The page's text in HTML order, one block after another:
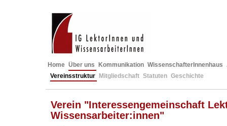
Home Über uns Kommunikation WissenschafterInnenhaus
Vereinsstruktur
Mitgliedschaft Statuten Geschichte
Verein "Interessengemeinschaft
Wissensarbeiter:innen"